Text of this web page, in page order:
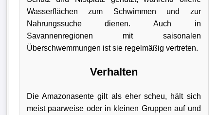
Wasserflächen zum Schwimmen und zur
Nahrungssuche dienen. Auch in
Savannenregionen mit saisonalen
Überschwemmungen ist sie regelmäßig vertreten.
Verhalten
Die Amazonasente gilt als eher scheu, hält sich
meist paarweise oder in kleinen Gruppen auf und